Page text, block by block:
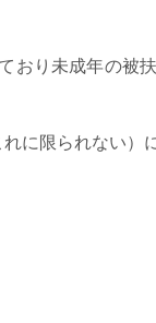
おり未成年の被
に限られない）